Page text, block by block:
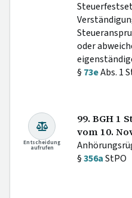
oder
§ 73eAbs. 1
Entscheidung
aufrufen
99. BGH 1
vom 10.
§356aStPO